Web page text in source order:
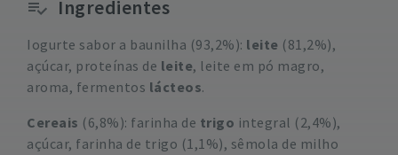
Ingredientes
Iogurte sabor a baunilha (93,2%): leite (81,2%),
açúcar, proteínas de leite, leite em pó magro,
aroma, fermentos lácteos.
Cereais (6,8%): farinha de trigo integral (2,4%),
açúcar, farinha de trigo (1,1%), sêmola de milho